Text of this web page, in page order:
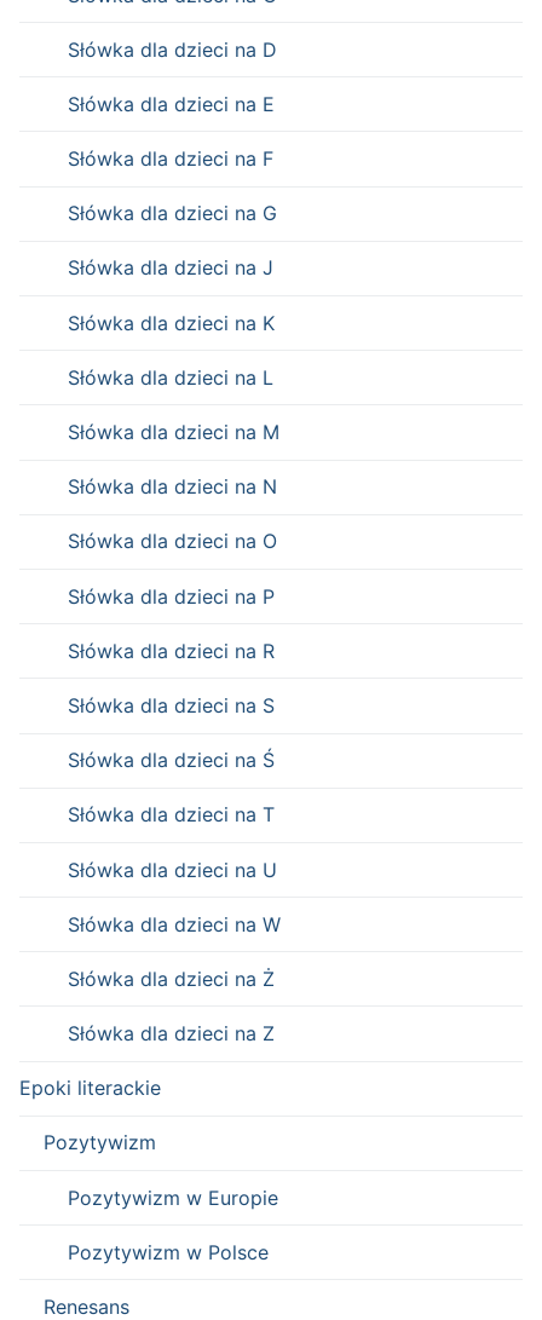
Słówka dla dzieci na D
Słówka dla dzieci na E
Słówka dla dzieci na F
Słówka dla dzieci na G
Słówka dla dzieci na J
Słówka dla dzieci na K
Słówka dla dzieci na L
Słówka dla dzieci na M
Słówka dla dzieci na N
Słówka dla dzieci na O
Słówka dla dzieci na P
Słówka dla dzieci na R
Słówka dla dzieci na S
Słówka dla dzieci na Ś
Słówka dla dzieci na T
Słówka dla dzieci na U
Słówka dla dzieci na W
Słówka dla dzieci na Ż
Słówka dla dzieci na Z
Epoki literackie
Pozytywizm
Pozytywizm w Europie
Pozytywizm w Polsce
Renesans